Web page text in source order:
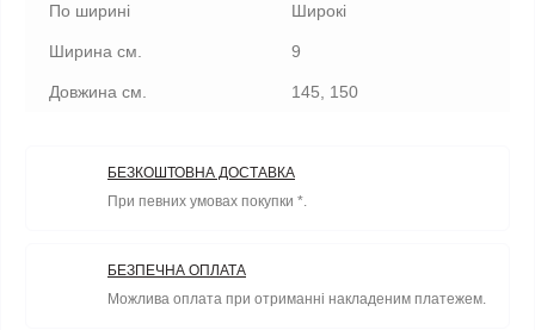
По ширині Широкі
Ширина см. 9
Довжина см. 145, 150
БЕЗКОШТОВНА ДОСТАВКА
При певних умовах покупки *.
БЕЗПЕЧНА ОПЛАТА
Можлива оплата при отриманні накладеним платежем.